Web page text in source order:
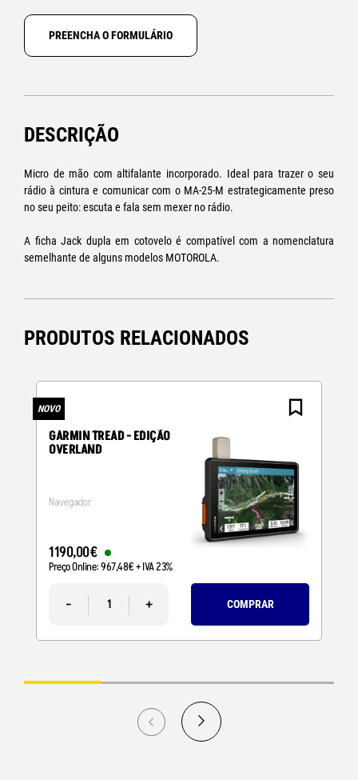
PREENCHA O FORMULÁRIO
DESCRIÇÃO
Micro de mão com altifalante incorporado. Ideal para trazer o seu
rádio à cintura e comunicar com o MA-25-M estrategicamente preso
no seu peito: escuta e fala sem mexer no rádio.
A ficha Jack dupla em cotovelo é compatível com a nomenclatura
semelhante de alguns modelos MOTOROLA.
PRODUTOS RELACIONADOS
NOVO
GARMIN TREAD - EDIÇÃO
OVERLAND
Navegador
1190,00€
Preço Online:967,48€+ IVA 23%
- + COMPRAR